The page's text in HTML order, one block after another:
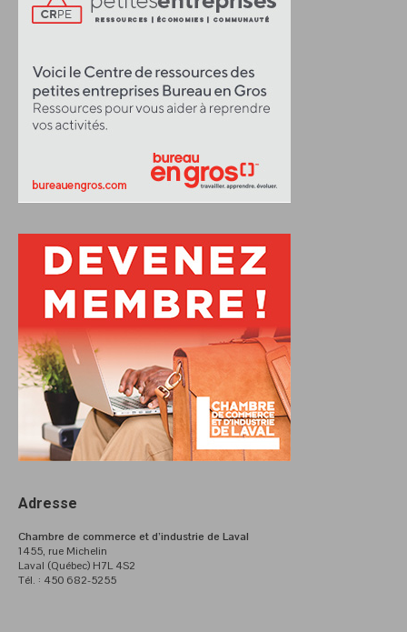
Adresse
Chambre de commerce et d’industrie de Laval
1455, rue Michelin
Laval (Québec) H7L 4S2
Tél. : 450 682-5255